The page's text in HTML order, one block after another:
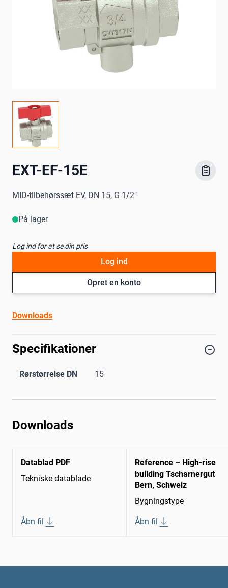
EXT-EF-15E
MID-tilbehørssæt EV, DN 15, G 1/2"
På lager
Log ind for at se din pris
Opret en konto
Log ind
Downloads
Specifikationer
Rørstørrelse DN 15
Downloads
Datablad PDF
Tekniske datablade
Åbn fil
Reference – High-rise
building Tscharnergut
Bern, Schweiz
Bygningstype
Åbn fil